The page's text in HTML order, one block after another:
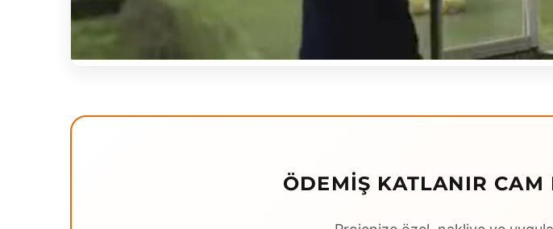
ÖDEMIŞ KATLANIR